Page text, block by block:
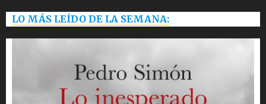
LO MÁS LEÍDO DE LA SEMANA: